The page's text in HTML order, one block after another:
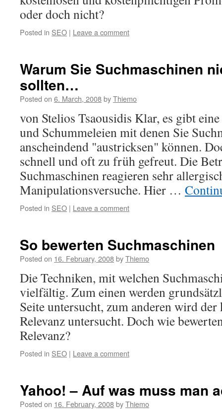
oder doch nicht?
Posted in SEO | Leave a comment
Warum Sie Suchmaschinen
sollten…
Posted on 6. March, 2008byThiemo
von Stelios Tsaousidis Klar, es gibt
und Schummeleien mit denen Sie
anscheindend "austricksen" können.
schnell und oft zu früh gefreut. Die
Suchmaschinen reagieren sehr
Manipulationsversuche. Hier …
Posted in SEO | Leave a comment
So bewerten Suchmaschinen
Posted on 16. February, 2008byThiemo
Die Techniken, mit welchen
vielfältig. Zum einen werden
Seite untersucht, zum anderen wird
Relevanz untersucht. Doch wie
Relevanz?
Posted in SEO | Leave a comment
Yahoo! – Auf was muss man
Posted on 16. February, 2008byThiemo